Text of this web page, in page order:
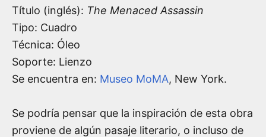
Título (inglés): The Menaced Assassin
Tipo: Cuadro
Técnica: Óleo
Soporte: Lienzo
Se encuentra en: Museo MoMA, New York.
Se podría pensar que la inspiración de esta obra
proviene de algún pasaje literario, o incluso de